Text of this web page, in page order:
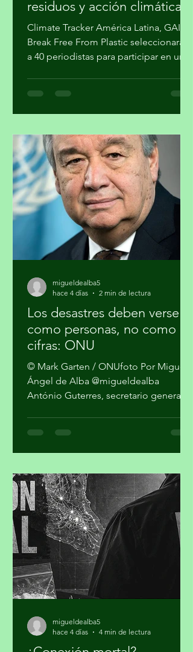
basura cero, gestión de
residuos y acción climática
Climate Tracker América Latina, GAIA y
a 40 periodistas para participar en un
programa de formación sobre la
proceso, cuatro participantes recibirán
mentoría editorial y un incentivo
económico para producir reportajes
sobre esta temática. La forma en que
se gestionan los residuos tiene
implicaciones directas para el cambio
climático, la salud pública y la just
Los desastres deben verse
como personas, no como
cifras: ONU
© Mark Garten / ONUfoto Por Miguel
António Guterres, secretario general
de la Organización de las Naciones
convergencia de conflictos, crisis
climática, inseguridad alimentaria y
desigualdad, al advertir que el mundo
no puede reaccionar a cada desastre
como un hecho independiente.
Guterres sostuvo que las guerras y el
cambio climático agravan las
condiciones de vida de millones de pe
migueldealba5
hace 4 días
2 min de lectura
migueldealba5